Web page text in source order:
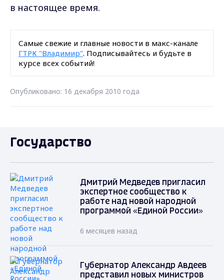
в настоящее время.
Самые свежие и главные новости в макс-канале
ГТРК "Владимир". Подписывайтесь и будьте в
курсе всех событий!
Опубликовано: 16 декабря 2010 года
Государство
Дмитрий Медведев пригласил
экспертное сообщество к
работе над новой народной
программой «Единой России»
6 месяцев назад
Губернатор Александр Авдеев
представил новых министров